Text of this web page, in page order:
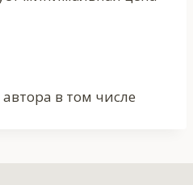
в том числе